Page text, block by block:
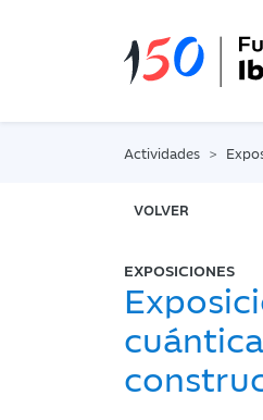
Actividades
VOLVER
EXPOSICIONES